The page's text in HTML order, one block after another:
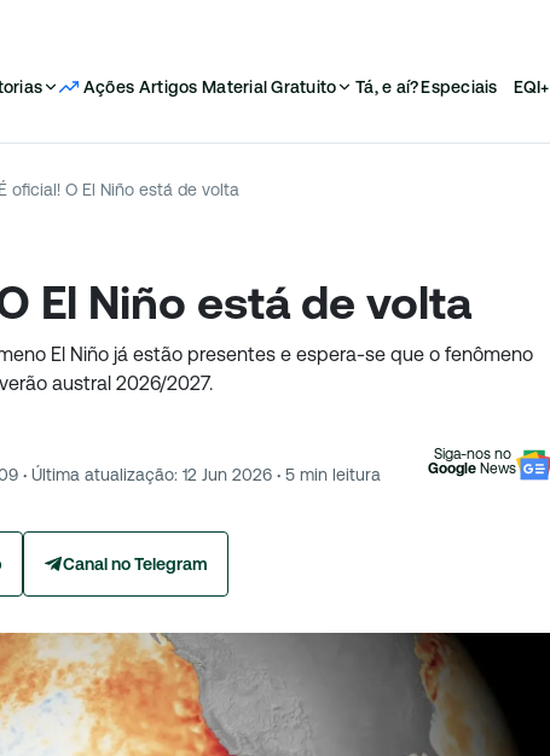
Ações Artigos Material Gratuito Tá, e aí?Especiais EQI+
É oficial! O El Niño está de volta
El Niño está de volta
El Niño já estão presentes e espera-se que o fenômeno
austral 2026/2027.
· Última atualização: 12 Jun 2026 · 5 min leitura
Siga-nos no
Google News
Canal no Telegram